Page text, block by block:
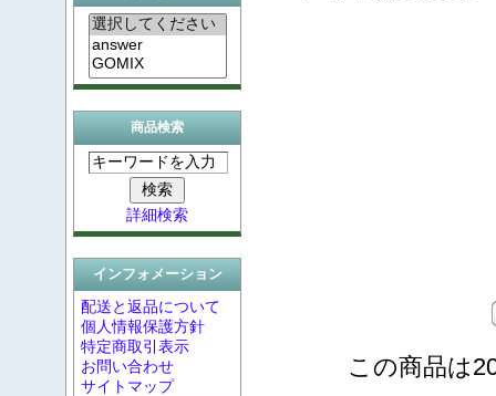
商品検索
詳細検索
インフォメーション
配送と返品について
個人情報保護方針
特定商取引表示
お問い合わせ
サイトマップ
この商品は